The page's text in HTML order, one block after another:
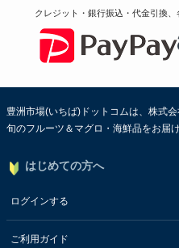
クレジット・銀行振込・代金引換
豊洲市場(いちば)ドットコムは、株式
旬のフルーツ＆マグロ・海鮮品をお届
はじめての方へ
ログインする
ご利用ガイド